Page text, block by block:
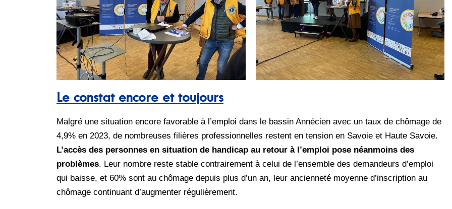
Le constat encore et toujours
Malgré une situation encore favorable à l’emploi dans le bassin Annécien avec un taux de chômage de
4,9% en 2023, de nombreuses filières professionnelles restent en tension en Savoie et Haute Savoie.
L’accès des personnes en situation de handicap au retour à l’emploi pose néanmoins des
problèmes. Leur nombre reste stable contrairement à celui de l’ensemble des demandeurs d’emploi
qui baisse, et 60% sont au chômage depuis plus d’un an, leur ancienneté moyenne d’inscription au
chômage continuant d’augmenter régulièrement.